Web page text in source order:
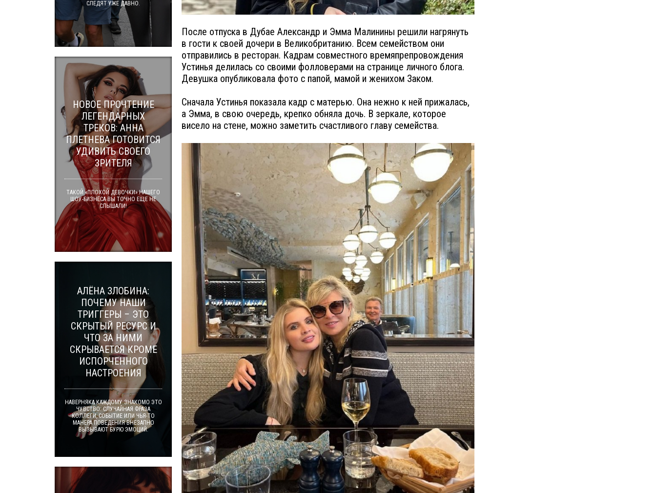
После отпуска в Дубае Александр и Эмма Малинины решили нагрянуть
в гости к своей дочери в Великобританию. Всем семейством они
отправились в ресторан. Кадрам совместного времяпрепровождения
Устинья делилась со своими фолловерами на странице личного блога.
Девушка опубликовала фото с папой, мамой и женихом Заком.
Сначала Устинья показала кадр с матерью. Она нежно к ней прижалась,
а Эмма, в свою очередь, крепко обняла дочь. В зеркале, которое
висело на стене, можно заметить счастливого главу семейства.
СЛЕДЯТ УЖЕ ДАВНО.
НОВОЕ ПРОЧТЕНИЕ
ЛЕГЕНДАРНЫХ
ТРЕКОВ: АННА
ПЛЕТНЕВА ГОТОВИТСЯ
УДИВИТЬ СВОЕГО
ЗРИТЕЛЯ
ТАКОЙ «ПЛОХОЙ ДЕВОЧКИ» НАШЕГО
ШОУ-БИЗНЕСА ВЫ ТОЧНО ЕЩЕ НЕ
СЛЫШАЛИ!
АЛЁНА ЗЛОБИНА:
ПОЧЕМУ НАШИ
ТРИГГЕРЫ – ЭТО
СКРЫТЫЙ РЕСУРС И
ЧТО ЗА НИМИ
СКРЫВАЕТСЯ КРОМЕ
ИСПОРЧЕННОГО
НАСТРОЕНИЯ
НАВЕРНЯКА КАЖДОМУ ЗНАКОМО ЭТО
ЧУВСТВО: СЛУЧАЙНАЯ ФРАЗА
КОЛЛЕГИ, СОБЫТИЕ ИЛИ ЧЬЯ-ТО
МАНЕРА ПОВЕДЕНИЯ ВНЕЗАПНО
ВЫЗЫВАЮТ БУРЮ ЭМОЦИЙ.